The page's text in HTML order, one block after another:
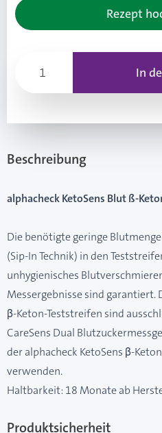
Rezept
In
Beschreibung
alphacheck KetoSens Blut ß-
Die benötigte geringe
(Sip-In Technik) in den
unhygienisches
Messergebnisse sind garantiert.
β-Keton-Teststreifen sind
CareSens Dual
der alphacheck KetoSens β-
verwenden.
Haltbarkeit: 18 Monate ab
Produktsicherheit